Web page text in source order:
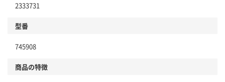
仕組
2333731
型番
745908
商品の特徴